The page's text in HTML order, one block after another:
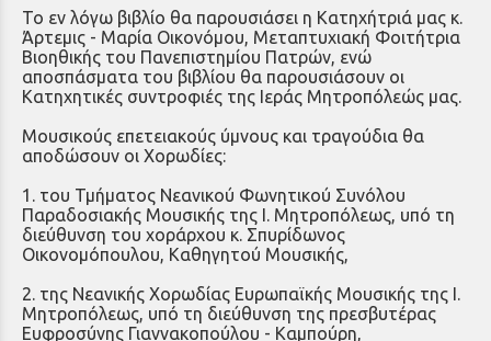
Το εν λόγω βιβλίο θα παρουσιάσει η Κατηχήτριά μας κ.
Άρτεμις - Μαρία Οικονόμου, Μεταπτυχιακή Φοιτήτρια
Βιοηθικής του Πανεπιστημίου Πατρών, ενώ
αποσπάσματα του βιβλίου θα παρουσιάσουν οι
Κατηχητικές συντροφιές της Ιεράς Μητροπόλεώς μας.
Μουσικούς επετειακούς ύμνους και τραγούδια θα
αποδώσουν οι Χορωδίες:
1. του Τμήματος Νεανικού Φωνητικού Συνόλου
Παραδοσιακής Μουσικής της Ι. Μητροπόλεως, υπό τη
διεύθυνση του χοράρχου κ. Σπυρίδωνος
Οικονομόπουλου, Καθηγητού Μουσικής,
2. της Νεανικής Χορωδίας Ευρωπαϊκής Μουσικής της Ι.
Μητροπόλεως, υπό τη διεύθυνση της πρεσβυτέρας
Ευφροσύνης Γιαννακοπούλου - Καμπούρη,